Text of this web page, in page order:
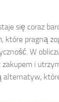
się coraz
które pragną
W
i
alternatyw,